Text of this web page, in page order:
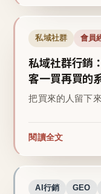
私域社群 會員
私域社群行銷
客一買再買的
把買來的人留下
閱讀全文
AI行銷 GEO